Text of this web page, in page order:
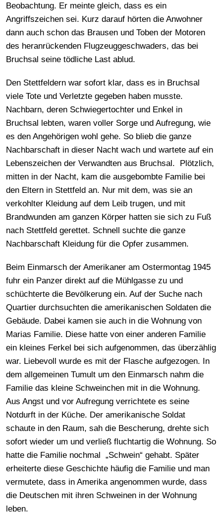
Beobachtung. Er meinte gleich, dass es ein
Angriffszeichen sei. Kurz darauf hörten die Anwohner
dann auch schon das Brausen und Toben der Motoren
des heranrückenden Flugzeuggeschwaders, das bei
Bruchsal seine tödliche Last ablud.
Den Stettfeldern war sofort klar, dass es in Bruchsal
viele Tote und Verletzte gegeben haben musste.
Nachbarn, deren Schwiegertochter und Enkel in
Bruchsal lebten, waren voller Sorge und Aufregung, wie
es den Angehörigen wohl gehe. So blieb die ganze
Nachbarschaft in dieser Nacht wach und wartete auf ein
Lebenszeichen der Verwandten aus Bruchsal. Plötzlich,
mitten in der Nacht, kam die ausgebombte Familie bei
den Eltern in Stettfeld an. Nur mit dem, was sie an
verkohlter Kleidung auf dem Leib trugen, und mit
Brandwunden am ganzen Körper hatten sie sich zu Fuß
nach Stettfeld gerettet. Schnell suchte die ganze
Nachbarschaft Kleidung für die Opfer zusammen.
Beim Einmarsch der Amerikaner am Ostermontag 1945
fuhr ein Panzer direkt auf die Mühlgasse zu und
schüchterte die Bevölkerung ein. Auf der Suche nach
Quartier durchsuchten die amerikanischen Soldaten die
Gebäude. Dabei kamen sie auch in die Wohnung von
Marias Familie. Diese hatte von einer anderen Familie
ein kleines Ferkel bei sich aufgenommen, das überzählig
war. Liebevoll wurde es mit der Flasche aufgezogen. In
dem allgemeinen Tumult um den Einmarsch nahm die
Familie das kleine Schweinchen mit in die Wohnung.
Aus Angst und vor Aufregung verrichtete es seine
Notdurft in der Küche. Der amerikanische Soldat
schaute in den Raum, sah die Bescherung, drehte sich
sofort wieder um und verließ fluchtartig die Wohnung. So
hatte die Familie nochmal „Schwein“ gehabt. Später
erheiterte diese Geschichte häufig die Familie und man
vermutete, dass in Amerika angenommen wurde, dass
die Deutschen mit ihren Schweinen in der Wohnung
leben.